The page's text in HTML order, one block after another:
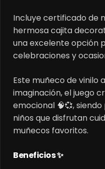
Incluye certificado de
hermosa cajita
una excelente opción
celebraciones y
Este muñeco de vinilo
imaginación, el juego
emocional 🧠💞,
niños que disfrutan
muñecos favoritos.
Beneficios ✨